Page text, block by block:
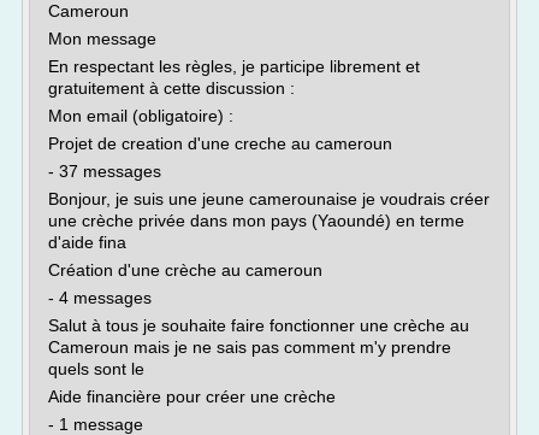
Cameroun
Mon message
En respectant les règles, je participe librement et
gratuitement à cette discussion :
Mon email (obligatoire) :
Projet de creation d'une creche au cameroun
- 37 messages
Bonjour, je suis une jeune camerounaise je voudrais créer
une crèche privée dans mon pays (Yaoundé) en terme
d'aide fina
Création d'une crèche au cameroun
- 4 messages
Salut à tous je souhaite faire fonctionner une crèche au
Cameroun mais je ne sais pas comment m'y prendre
quels sont le
Aide financière pour créer une crèche
- 1 message